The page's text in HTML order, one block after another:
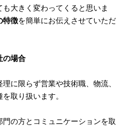
大きく変わってくると思いま
特徴を簡単にお伝えさせていただ
場合
に限らず営業や技術職、物流、
取り扱います。
の方とコミュニケーションを取